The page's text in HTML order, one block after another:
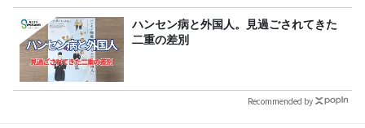
ハンセン病と外国人。見過ごされてきた
二重の差別
Recommended by